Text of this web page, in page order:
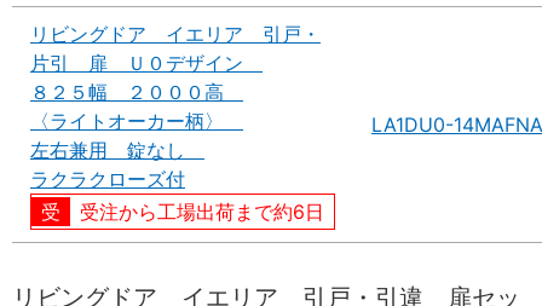
リビングドア イエリア 引戸・
片引 扉 Ｕ０デザイン
８２５幅 ２０００高
〈ライトオーカー柄〉
左右兼用 錠なし
ラクラクローズ付
受注から工場出荷まで約6日
LA1DU0-14MAFNA
リビングドア イエリア 引戸・引違 扉セッ